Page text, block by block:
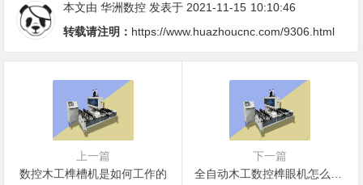
本文由华洲数控 发表于 2021-11-15 10:10:46
转载请注明： https://www.huazhoucnc.com/9306.html
上一篇
数控木工榫槽机是如何工作的
下一篇
全自动木工数控榫眼机怎么选购（榫槽机价格）